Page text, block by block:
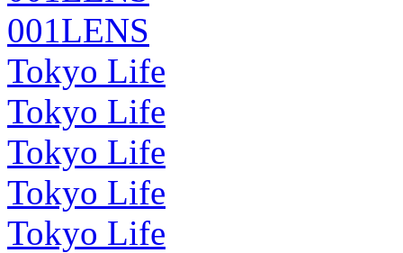
001LENS
Tokyo Life
Tokyo Life
Tokyo Life
Tokyo Life
Tokyo Life